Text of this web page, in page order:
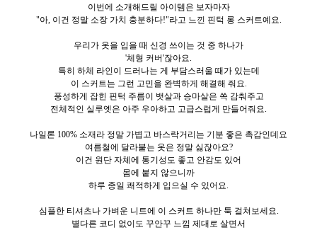
이번에 소개해드릴 아이템은 보자마자
"아, 이건 정말 소장 가치 충분하다!"라고 느낀 핀턱 롱 스커트예요.
우리가 옷을 입을 때 신경 쓰이는 것 중 하나가
'체형 커버'잖아요.
특히 하체 라인이 드러나는 게 부담스러울 때가 있는데
이 스커트는 그런 고민을 완벽하게 해결해 줘요.
풍성하게 잡힌 핀턱 주름이 뱃살과 승마살은 쏙 감춰주고
전체적인 실루엣은 아주 우아하고 고급스럽게 만들어줘요.
나일론 100% 소재라 정말 가볍고 바스락거리는 기분 좋은 촉감인데요
여름철에 달라붙는 옷은 정말 싫잖아요?
이건 원단 자체에 통기성도 좋고 안감도 있어
몸에 붙지 않으니까
하루 종일 쾌적하게 입으실 수 있어요.
심플한 티셔츠나 가벼운 니트에 이 스커트 하나만 툭 걸쳐보세요.
별다른 코디 없이도 꾸안꾸 느낌 제대로 살면서